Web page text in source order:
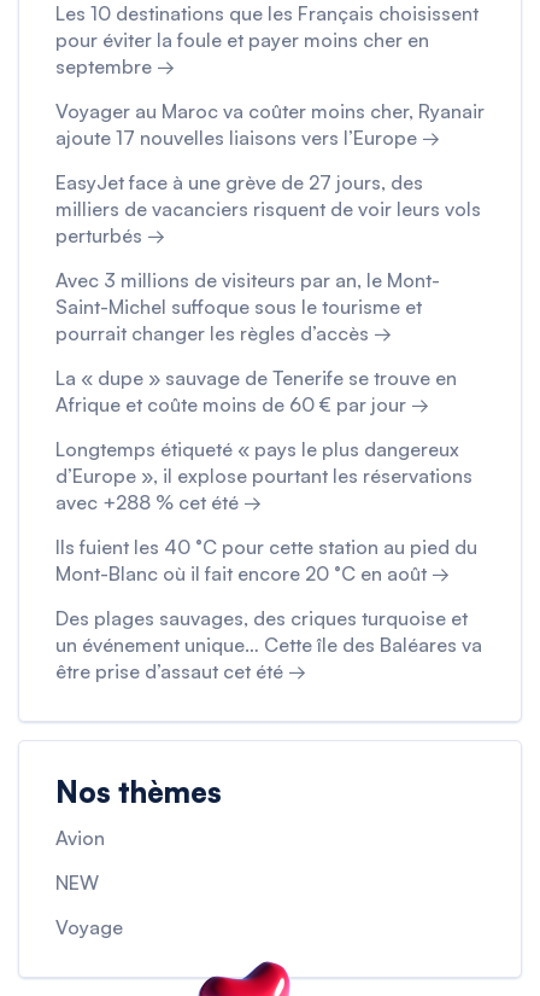
Les 10 destinations que les Français choisissent
pour éviter la foule et payer moins cher en
septembre →
Voyager au Maroc va coûter moins cher, Ryanair
ajoute 17 nouvelles liaisons vers l’Europe →
EasyJet face à une grève de 27 jours, des
milliers de vacanciers risquent de voir leurs vols
perturbés →
Avec 3 millions de visiteurs par an, le Mont-
Saint-Michel suffoque sous le tourisme et
pourrait changer les règles d’accès →
La « dupe » sauvage de Tenerife se trouve en
Afrique et coûte moins de 60 € par jour →
Longtemps étiqueté « pays le plus dangereux
d’Europe », il explose pourtant les réservations
avec +288 % cet été →
Ils fuient les 40 °C pour cette station au pied du
Mont-Blanc où il fait encore 20 °C en août →
Des plages sauvages, des criques turquoise et
un événement unique… Cette île des Baléares va
être prise d’assaut cet été →
Nos thèmes
Avion
NEW
Voyage